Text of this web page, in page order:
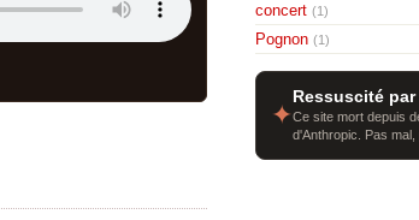
concert (1)
Pognon (1)
✦
Ressuscité par
Ce site mort depuis
d'Anthropic. Pas mal,